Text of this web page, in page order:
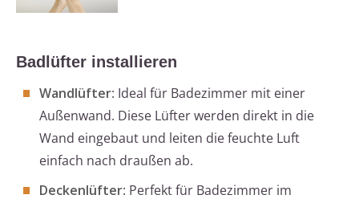
Badlüfter installieren
Wandlüfter: Ideal für Badezimmer mit einer
Außenwand. Diese Lüfter werden direkt in die
Wand eingebaut und leiten die feuchte Luft
einfach nach draußen ab.
Deckenlüfter: Perfekt für Badezimmer im